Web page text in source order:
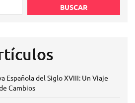
BUSCAR
Española del Siglo XVIII: Un Viaje
Cambios